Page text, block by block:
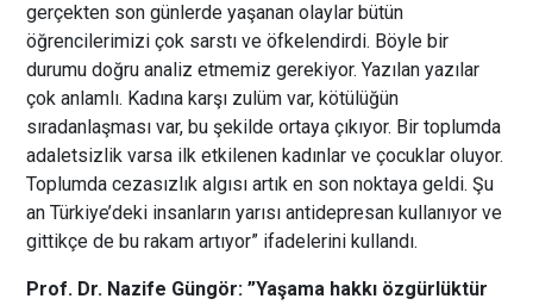
gerçekten son günlerde yaşanan olaylar bütün
öğrencilerimizi çok sarstı ve öfkelendirdi. Böyle bir
durumu doğru analiz etmemiz gerekiyor. Yazılan yazılar
çok anlamlı. Kadına karşı zulüm var, kötülüğün
sıradanlaşması var, bu şekilde ortaya çıkıyor. Bir toplumda
adaletsizlik varsa ilk etkilenen kadınlar ve çocuklar oluyor.
Toplumda cezasızlık algısı artık en son noktaya geldi. Şu
an Türkiye’deki insanların yarısı antidepresan kullanıyor ve
gittikçe de bu rakam artıyor” ifadelerini kullandı.
Prof. Dr. Nazife Güngör: ”Yaşama hakkı özgürlüktür